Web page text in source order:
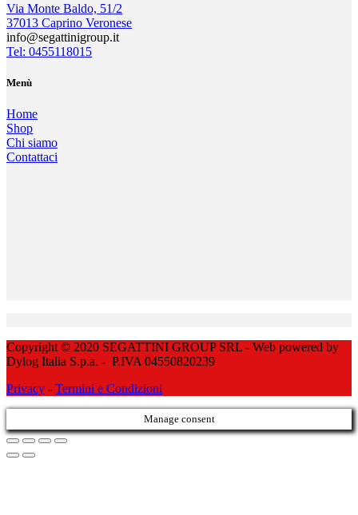
Via Monte Baldo, 51/2
37013 Caprino Veronese
info@segattinigroup.it
Tel: 0455118015
Menù
Home
Shop
Chi siamo
Contattaci
Copyright © 2020 SEGATTINI GROUP SRL - Web powered by
Dylog Italia S.p.a. - P.IVA 04550820239
Privacy - Termini e Condizioni
Manage consent